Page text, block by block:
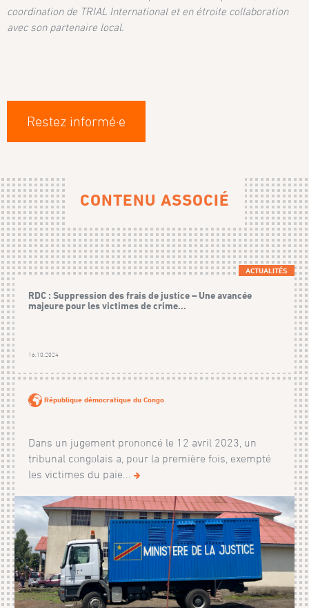
coordination de TRIAL International et en étroite collaboration
avec son partenaire local.
Restez informé·e
CONTENU ASSOCIÉ
ACTUALITÉS
RDC : Suppression des frais de justice – Une avancée
majeure pour les victimes de crime...
16.10.2024
République démocratique du Congo
Dans un jugement prononcé le 12 avril 2023, un
tribunal congolais a, pour la première fois, exempté
les victimes du paie...